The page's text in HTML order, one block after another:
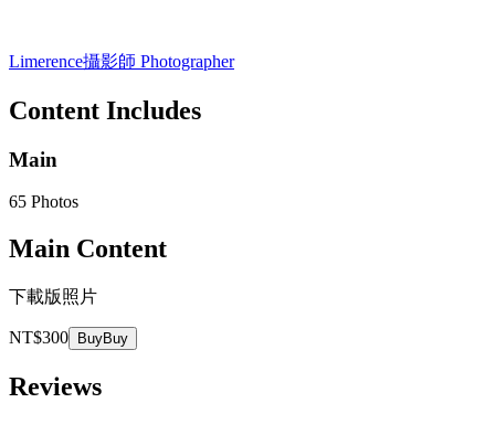
Limerence攝影師 Photographer
Content Includes
Main
65 Photos
Main Content
下載版照片
NT$300 BuyBuy
Reviews